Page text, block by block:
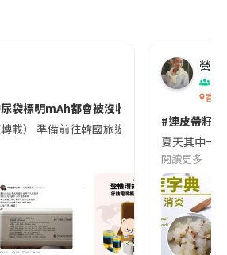
袋標明mAh都會被沒收😱出發前切記檢查
轉載） 準備前往韓國旅遊的民眾，近期要
營養
香港
#連皮帶籽
夏天其中一
閱讀更多